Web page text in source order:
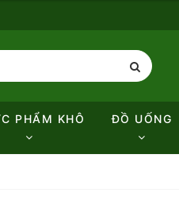
PHẨM KHÔ ĐỒ UỐNG